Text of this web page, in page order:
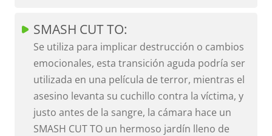
SMASH CUT TO:
Se utiliza para implicar destrucción o cambios
emocionales, esta transición aguda podría ser
utilizada en una película de terror, mientras el
asesino levanta su cuchillo contra la víctima, y
justo antes de la sangre, la cámara hace un
SMASH CUT TO un hermoso jardín lleno de